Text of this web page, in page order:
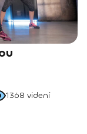
1368 videní